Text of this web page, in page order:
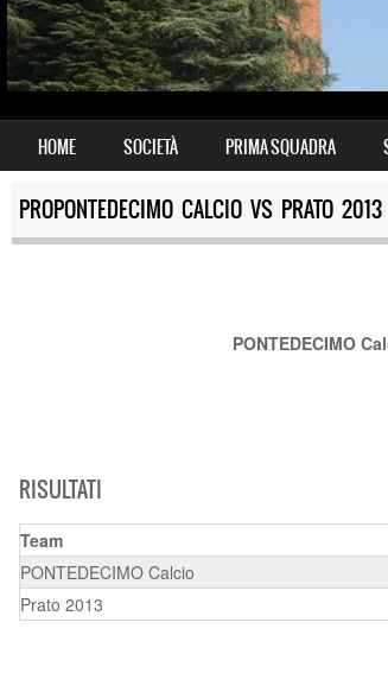
MENU
SKIP TO CONTENT
HOME SOCIETÀ PRIMA SQUADRA
PROPONTEDECIMO CALCIO VS PRATO 2013
PONTEDECIMO
RISULTATI
Team
PONTEDECIMO Calcio
Prato 2013